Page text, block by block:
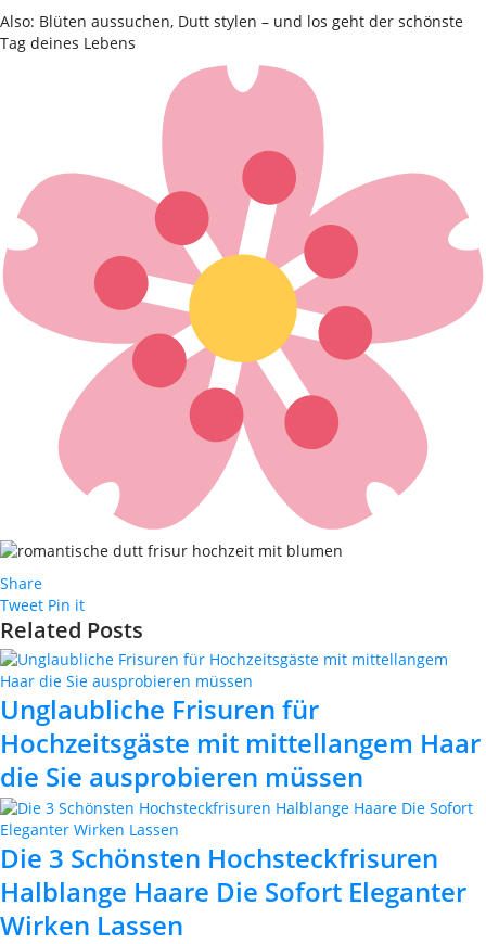
Also: Blüten aussuchen, Dutt stylen – und los geht der schönste
Tag deines Lebens
Share
Tweet Pin it
Related Posts
Unglaubliche Frisuren für
Hochzeitsgäste mit mittellangem Haar
die Sie ausprobieren müssen
Die 3 Schönsten Hochsteckfrisuren
Halblange Haare Die Sofort Eleganter
Wirken Lassen